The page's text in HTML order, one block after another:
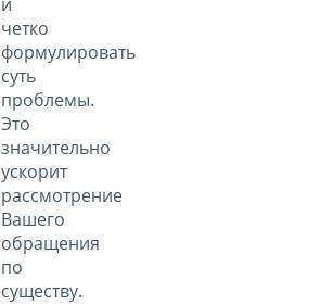
четко
формулировать
суть
проблемы.
Это
значительно
ускорит
рассмотрение
Вашего
обращения
по
существу.